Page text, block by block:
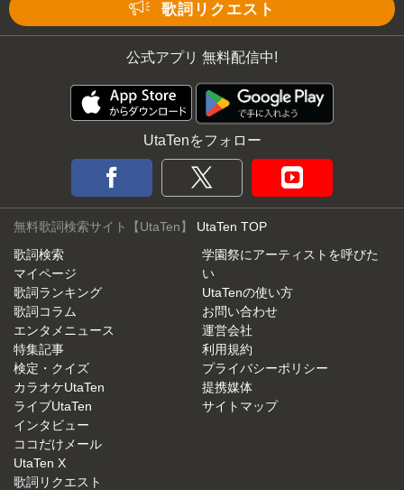
歌詞リクエスト
公式アプリ 無料配信中!
UtaTenをフォロー
無料歌詞検索サイト【UtaTen】 UtaTen TOP
歌詞検索
マイページ
歌詞ランキング
歌詞コラム
エンタメニュース
特集記事
検定・クイズ
カラオケUtaTen
ライブUtaTen
インタビュー
ココだけメール
UtaTen X
歌詞リクエスト
学園祭にアーティストを呼びた
い
UtaTenの使い方
お問い合わせ
運営会社
利用規約
プライバシーポリシー
提携媒体
サイトマップ